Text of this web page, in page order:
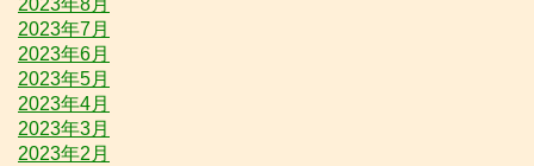
2023年7月
2023年6月
2023年5月
2023年4月
2023年3月
2023年2月